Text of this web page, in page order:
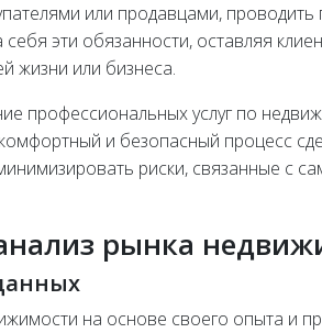
или продавцами,
эти обязанности, оставляя
жизни или бизнеса.
профессиональных услуг по
и безопасный процесс
риски, связанные с
рынка
на основе своего опыта и